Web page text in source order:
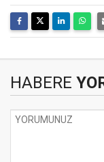
HABERE